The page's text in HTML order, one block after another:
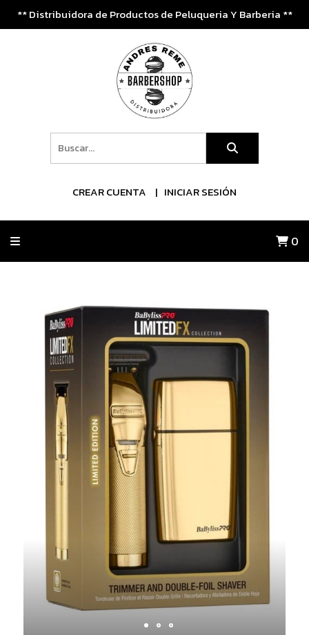
** Distribuidora de Productos de Peluqueria Y Barberia **
CREAR CUENTA INICIAR SESIÓN
0